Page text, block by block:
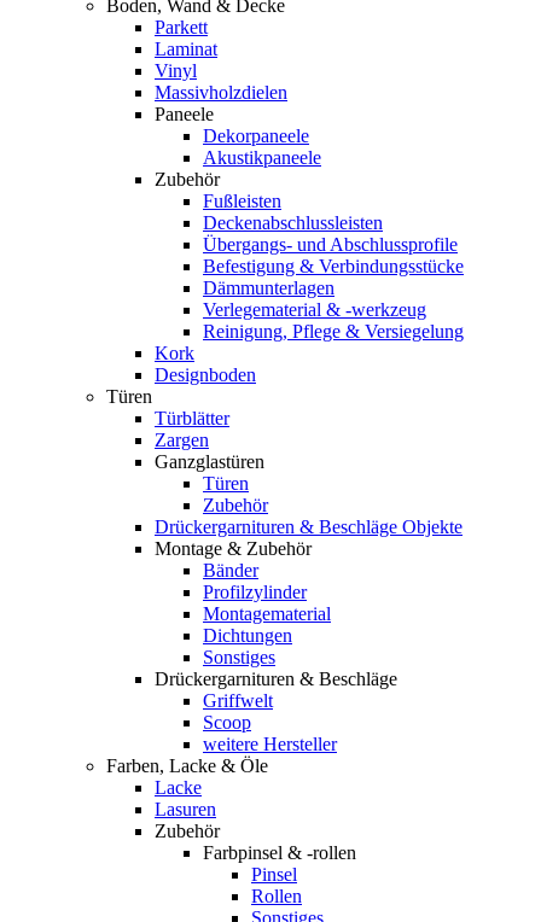
Boden, Wand & Decke
Parkett
Laminat
Vinyl
Massivholzdielen
Paneele
Dekorpaneele
Akustikpaneele
Zubehör
Fußleisten
Deckenabschlussleisten
Übergangs- und Abschlussprofile
Befestigung & Verbindungsstücke
Dämmunterlagen
Verlegematerial & -werkzeug
Reinigung, Pflege & Versiegelung
Kork
Designboden
Türen
Türblätter
Zargen
Ganzglastüren
Türen
Zubehör
Drückergarnituren & Beschläge Objekte
Montage & Zubehör
Bänder
Profilzylinder
Montagematerial
Dichtungen
Sonstiges
Drückergarnituren & Beschläge
Griffwelt
Scoop
weitere Hersteller
Farben, Lacke & Öle
Lacke
Lasuren
Zubehör
Farbpinsel & -rollen
Pinsel
Rollen